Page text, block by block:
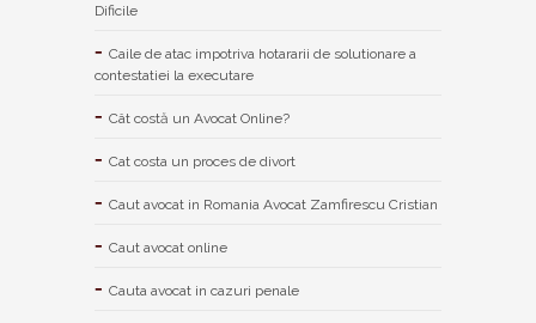
Dificile
Caile de atac impotriva hotararii de solutionare a
contestatiei la executare
Cât costă un Avocat Online?
Cat costa un proces de divort
Caut avocat in Romania Avocat Zamfirescu Cristian
Caut avocat online
Cauta avocat in cazuri penale